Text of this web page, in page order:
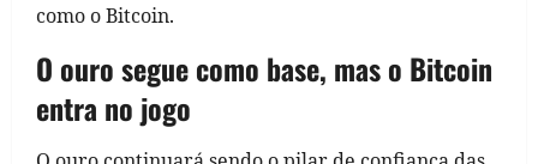
como o Bitcoin.
O ouro segue como base, mas o Bitcoin
entra no jogo